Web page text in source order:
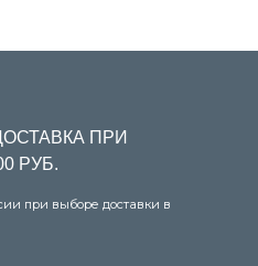
и обмен товара